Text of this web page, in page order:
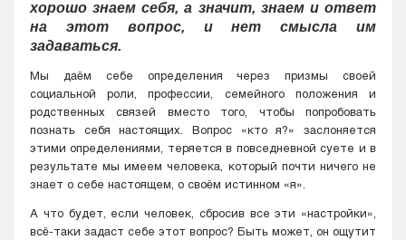
хорошо знаем себя, а значит, знаем и ответ
на этот вопрос, и нет смысла им
задаваться.
Мы даём себе определения через призмы своей
социальной роли, профессии, семейного положения и
родственных связей вместо того, чтобы попробовать
познать себя настоящих. Вопрос «кто я?» заслоняется
этими определениями, теряется в повседневной суете и в
результате мы имеем человека, который почти ничего не
знает о себе настоящем, о своём истинном «я».
А что будет, если человек, сбросив все эти «настройки»,
всё-таки задаст себе этот вопрос? Быть может, он ощутит